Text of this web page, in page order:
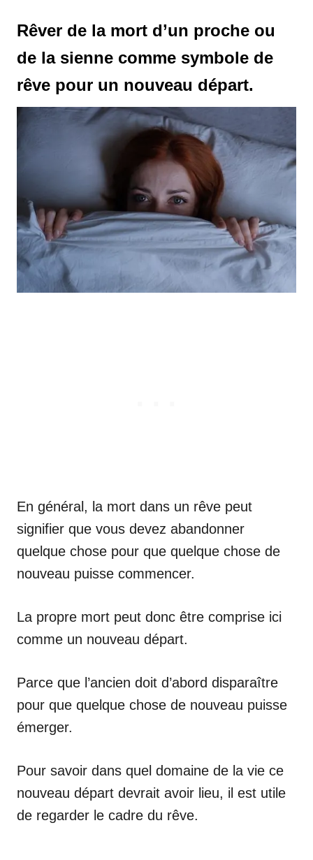
Rêver de la mort d’un proche ou
de la sienne comme symbole de
rêve pour un nouveau départ.
En général, la mort dans un rêve peut
signifier que vous devez abandonner
quelque chose pour que quelque chose de
nouveau puisse commencer.
La propre mort peut donc être comprise ici
comme un nouveau départ.
Parce que l’ancien doit d’abord disparaître
pour que quelque chose de nouveau puisse
émerger.
Pour savoir dans quel domaine de la vie ce
nouveau départ devrait avoir lieu, il est utile
de regarder le cadre du rêve.